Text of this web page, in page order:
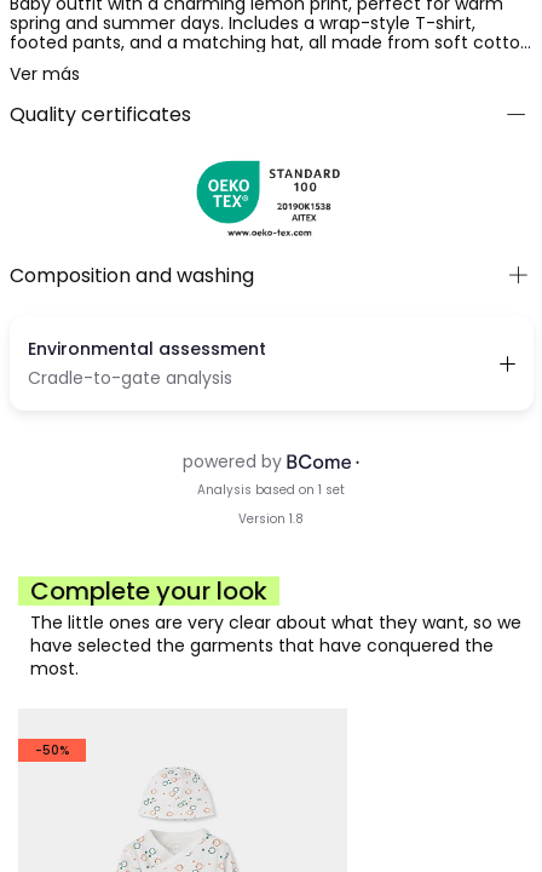
spring and summer days. Includes a wrap-style T-shirt,
footed pants, and a matching hat, all made from soft cotton
fabric that cares for the baby?s skin. Its comfortable and
functional design makes changing easy and allows freedom
of movement. The cheerful print adds a fresh and playful
touch, ideal for accompanying the baby?s first adventures.
Ver más
Quality certificates
Composition and washing
Complete your look
The little ones are very clear about what they want, so we
have selected the garments that have conquered the
most.
-50%